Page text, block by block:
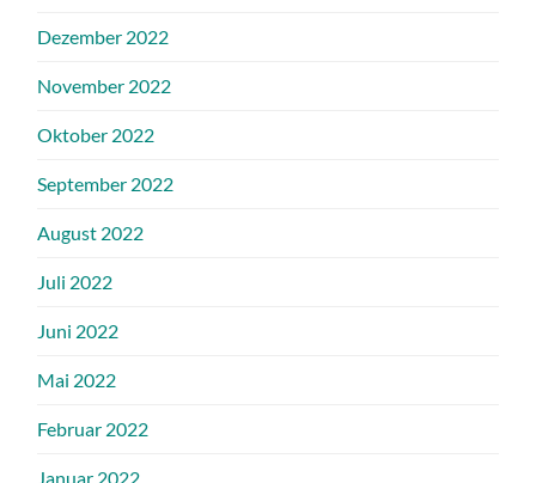
Dezember 2022
November 2022
Oktober 2022
September 2022
August 2022
Juli 2022
Juni 2022
Mai 2022
Februar 2022
Januar 2022